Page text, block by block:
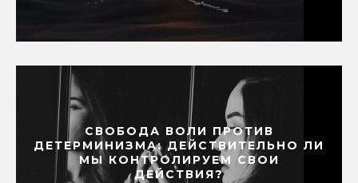
СВОБОДА ВОЛИ ПРОТИВ
ДЕТЕРМИНИЗМА: ДЕЙСТВИТЕЛЬНО ЛИ
МЫ КОНТРОЛИРУЕМ СВОИ
ДЕЙСТВИЯ?